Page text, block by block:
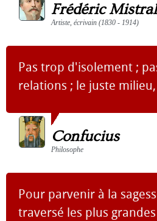
Frédéric Mistral
Artiste, écrivain (1830 - 1914)
Pas trop d'isolement ;
relations ; le juste milieu,
Confucius
Philosophe
Pour parvenir à la
traversé les plus